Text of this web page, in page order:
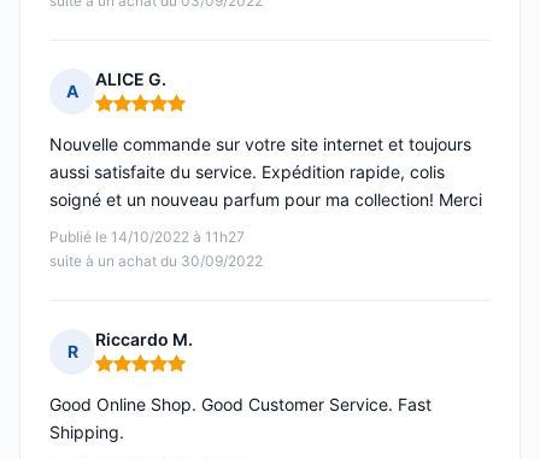
A
ALICE G.
Note : 5 sur 5
Publié le 14/10/2022 à 11h27
suite à un achat du 30/09/2022
Nouvelle commande sur votre site internet et toujours
aussi satisfaite du service. Expédition rapide, colis
soigné et un nouveau parfum pour ma collection! Merci
R
Riccardo M.
Note : 5 sur 5
Good Online Shop. Good Customer Service. Fast
Shipping.